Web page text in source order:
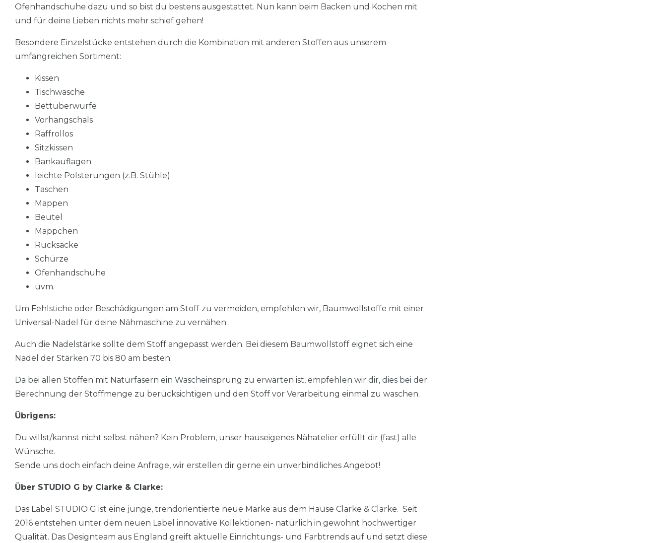
Ofenhandschuhe dazu und so bist du bestens ausgestattet. Nun kann beim Backen und Kochen mit
und für deine Lieben nichts mehr schief gehen!
Besondere Einzelstücke entstehen durch die Kombination mit anderen Stoffen aus unserem
umfangreichen Sortiment:
Kissen
Tischwäsche
Bettüberwürfe
Vorhangschals
Raffrollos
Sitzkissen
Bankauflagen
leichte Polsterungen (z.B. Stühle)
Taschen
Mappen
Beutel
Mäppchen
Rucksäcke
Schürze
Ofenhandschuhe
uvm.
Um Fehlstiche oder Beschädigungen am Stoff zu vermeiden, empfehlen wir, Baumwollstoffe mit einer
Universal-Nadel für deine Nähmaschine zu vernähen.
Auch die Nadelstärke sollte dem Stoff angepasst werden. Bei diesem Baumwollstoff eignet sich eine
Nadel der Stärken 70 bis 80 am besten.
Da bei allen Stoffen mit Naturfasern ein Wascheinsprung zu erwarten ist, empfehlen wir dir, dies bei der
Berechnung der Stoffmenge zu berücksichtigen und den Stoff vor Verarbeitung einmal zu waschen.
Übrigens:
Du willst/kannst nicht selbst nähen? Kein Problem, unser hauseigenes Nähatelier erfüllt dir (fast) alle
Wünsche.
Sende uns doch einfach deine Anfrage, wir erstellen dir gerne ein unverbindliches Angebot!
Über STUDIO G by Clarke & Clarke:
Das Label STUDIO G ist eine junge, trendorientierte neue Marke aus dem Hause Clarke & Clarke. Seit
2016 entstehen unter dem neuen Label innovative Kollektionen- natürlich in gewohnt hochwertiger
Qualität. Das Designteam aus England greift aktuelle Einrichtungs- und Farbtrends auf und setzt diese